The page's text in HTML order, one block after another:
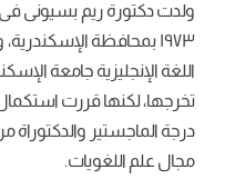
ولدت دكتورة ريم
١٩٧٣ بمحافظة
اللغة الإنجليزية جامعة
تخرجها، لكنها قررت
درجة الماجستير
مجال علم اللغويات.